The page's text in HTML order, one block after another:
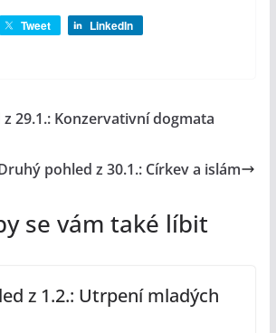
Tweet LinkedIn
29.1.: Konzervativní dogmata
pohled z 30.1.: Církev a islám
se vám také líbit
z 1.2.: Utrpení mladých